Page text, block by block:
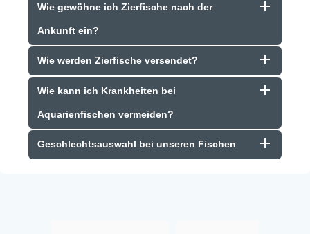
Wie gewöhne ich Zierfische nach der
Ankunft ein?
Wie werden Zierfische versendet?
Wie kann ich Krankheiten bei
Aquarienfischen vermeiden?
Geschlechtsauswahl bei unseren Fischen